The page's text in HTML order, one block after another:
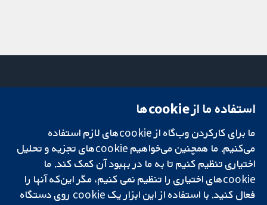
تحقیقات قابل
اعتماد.
تصمیم‌گیری آگاهانه.
سلامت بهتر.
میدان کاوندیش
لندن
W1G 0AN
بریتانیا
دفتر رسانه‌ای
درباره ما
فرصت‌های
شغلی
Cochrane
Library
استفاده ما از cookie‌ها
ما برای کارکردن وب‌گاه از cookie‌های لازم استفاده
می‌کنیم. ما همچنین می‌خواهیم cookie‌های تجزیه و تحلیل
اختیاری تنظیم کنیم تا به ما در بهبود آن کمک کند. ما
cookie‌های اختیاری را تنظیم نمی کنیم، مگر این‌که آنها را
فعال کنید. با استفاده از این ابزار یک cookie‌ روی دستگاه